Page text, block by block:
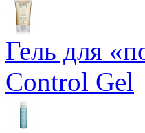
Гель для
Control Gel